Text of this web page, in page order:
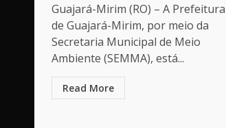
Guajará-Mirim (RO) – A Prefeitura
de Guajará-Mirim, por meio da
Secretaria Municipal de Meio
Ambiente (SEMMA), está...
Read More